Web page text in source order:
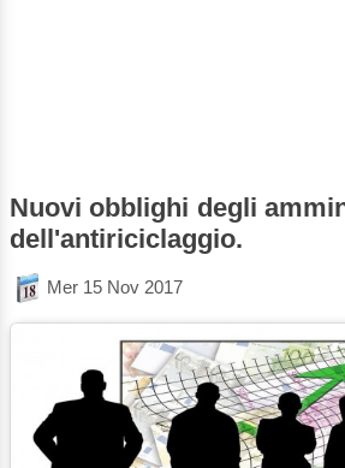
Nuovi obblighi degli
dell'antiriciclaggio.
Mer 15 Nov 2017